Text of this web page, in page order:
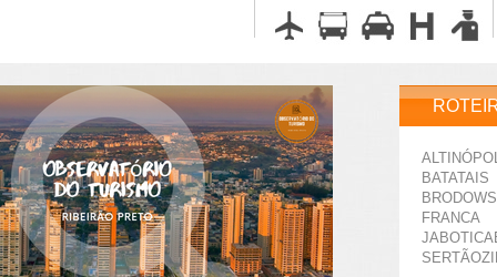
BATATAIS
FRANCA